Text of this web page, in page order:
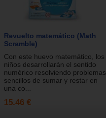
Revuelto matemático (Math
Scramble)
Con este huevo matemático, los
niños desarrollarán el sentido
numérico resolviendo problemas
sencillos de sumar y restar en
una co...
15.46 €